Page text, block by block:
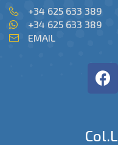
+34 625 633 389
+34 625 633 389
EMAIL